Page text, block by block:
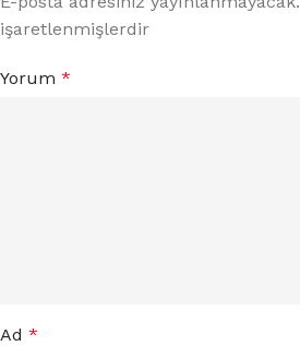
işaretlenmişlerdir
Yorum *
Ad *